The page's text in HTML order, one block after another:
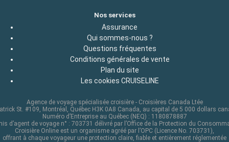
Nos services
Assurance
Qui sommes-nous ?
Questions fréquentes
Conditions générales de vente
Plan du site
Les cookies CRUISELINE
Agence de voyage spécialisée croisière - Croisières Canada Ltée
St. #109, Montréal, Québec H3K 0A8 Canada, au capital de 5 000 dollars
Numéro d’Entreprise au Québec (NEQ) : 1180878887
d’agent de voyage n° : 703731 délivré par l’Office de la Protection du
Croisière Online est un organisme agréé par l’OPC (Licence No. 703731),
offrant à chaque voyageur une protection claire, fiable et entièrement réglementée